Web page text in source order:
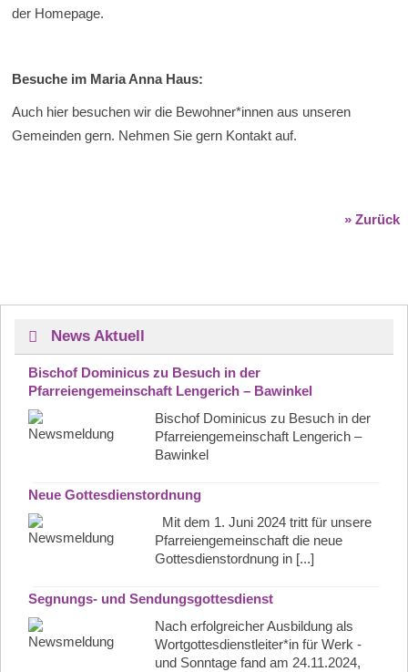
der Homepage.
Besuche im Maria Anna Haus:
Auch hier besuchen wir die Bewohner*innen aus unseren
Gemeinden gern. Nehmen Sie gern Kontakt auf.
» Zurück
News Aktuell
Bischof Dominicus zu Besuch in der
Pfarreiengemeinschaft Lengerich – Bawinkel
Bischof Dominicus zu Besuch in der
Pfarreiengemeinschaft Lengerich –
Bawinkel
Neue Gottesdienstordnung
Mit dem 1. Juni 2024 tritt für unsere
Pfarreiengemeinschaft die neue
Gottesdienstordnung in [...]
Segnungs- und Sendungsgottesdienst
Nach erfolgreicher Ausbildung als
Wortgottesdienstleiter*in für Werk -
und Sonntage fand am 24.11.2024,